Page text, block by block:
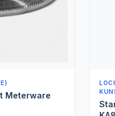
Starrett